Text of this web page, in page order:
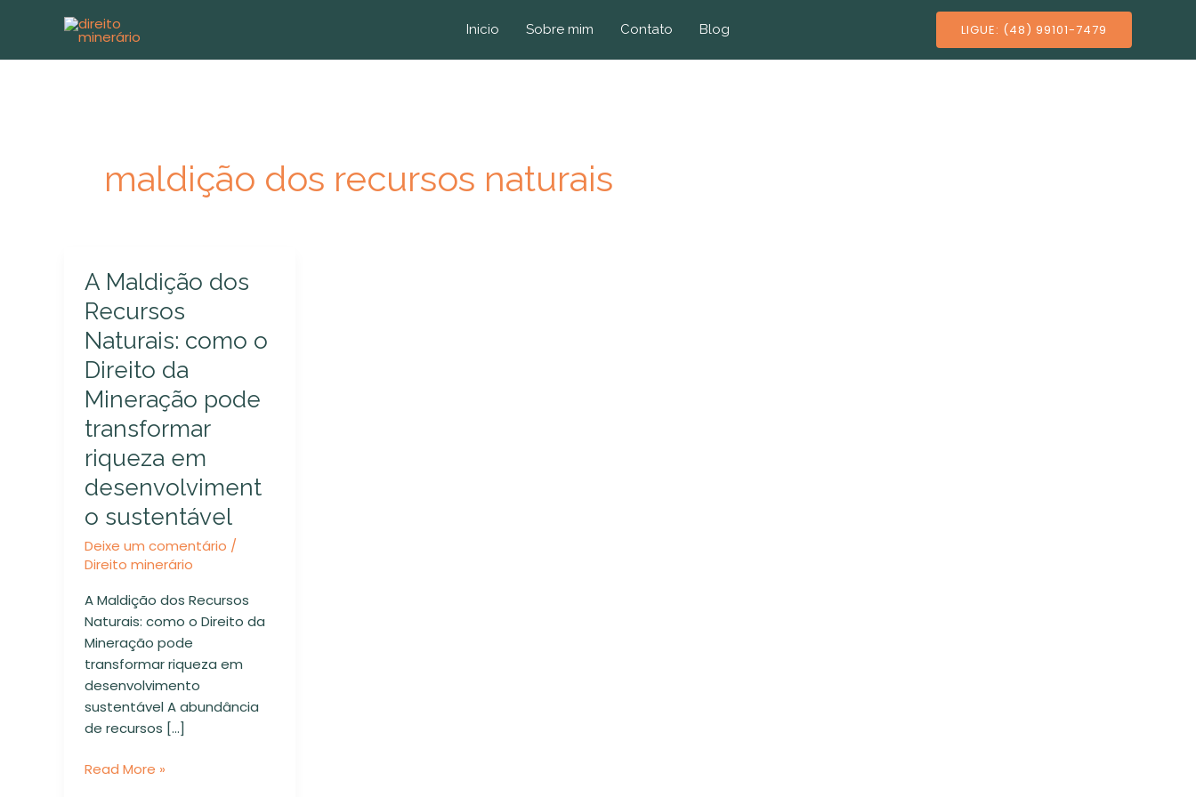
Inicio Sobre mim Contato Blog LIGUE: (48) 99101-7479
maldição dos recursos naturais
A Maldição dos
Recursos
Naturais: como o
Direito da
Mineração pode
transformar
riqueza em
desenvolviment
o sustentável
Deixe um comentário /
Direito minerário
A Maldição dos Recursos
Naturais: como o Direito da
Mineração pode
transformar riqueza em
desenvolvimento
sustentável A abundância
de recursos […]
A
Maldição
dos
Recursos
Naturais:
como
o
Direito
da
Mineração
pode
transformar
em
desenvolvimento
sustentável
Read More »